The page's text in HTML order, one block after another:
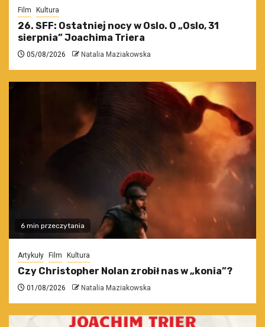
Film Kultura
26. SFF: Ostatniej nocy w Oslo. O „Oslo, 31
sierpnia” Joachima Triera
05/08/2026 Natalia Maziakowska
6 min przeczytania
Artykuły Film Kultura
Czy Christopher Nolan zrobił nas w „konia”?
01/08/2026 Natalia Maziakowska